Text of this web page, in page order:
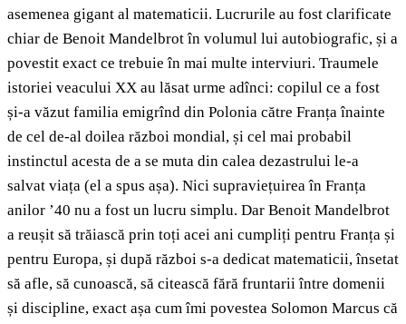
asemenea gigant al matematicii. Lucrurile au fost clarificate
chiar de Benoit Mandelbrot în volumul lui autobiografic, și a
povestit exact ce trebuie în mai multe interviuri. Traumele
istoriei veacului XX au lăsat urme adînci: copilul ce a fost
și-a văzut familia emigrînd din Polonia către Franța înainte
de cel de-al doilea război mondial, și cel mai probabil
instinctul acesta de a se muta din calea dezastrului le-a
salvat viața (el a spus așa). Nici supraviețuirea în Franța
anilor ’40 nu a fost un lucru simplu. Dar Benoit Mandelbrot
a reușit să trăiască prin toți acei ani cumpliți pentru Franța și
pentru Europa, și după război s-a dedicat matematicii, însetat
să afle, să cunoască, să citească fără fruntarii între domenii
și discipline, exact așa cum îmi povestea Solomon Marcus că